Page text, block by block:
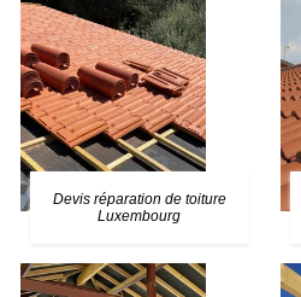
Devis réparation de toiture
Luxembourg